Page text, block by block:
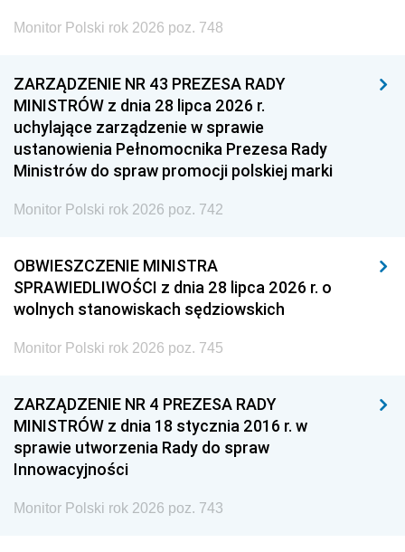
Monitor Polski rok 2026 poz. 748
ZARZĄDZENIE NR 43 PREZESA RADY
MINISTRÓW z dnia 28 lipca 2026 r.
uchylające zarządzenie w sprawie
ustanowienia Pełnomocnika Prezesa Rady
Ministrów do spraw promocji polskiej marki
Monitor Polski rok 2026 poz. 742
OBWIESZCZENIE MINISTRA
SPRAWIEDLIWOŚCI z dnia 28 lipca 2026 r. o
wolnych stanowiskach sędziowskich
Monitor Polski rok 2026 poz. 745
ZARZĄDZENIE NR 4 PREZESA RADY
MINISTRÓW z dnia 18 stycznia 2016 r. w
sprawie utworzenia Rady do spraw
Innowacyjności
Monitor Polski rok 2026 poz. 743